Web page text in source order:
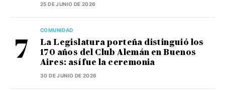
25 DE JUNIO DE 2026
COMUNIDAD
La Legislatura porteña distinguió los
170 años del Club Alemán en Buenos
Aires: así fue la ceremonia
30 DE JUNIO DE 2026